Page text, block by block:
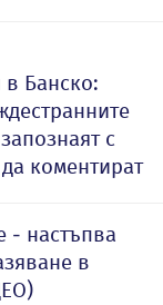
в Банско:
с
коментират
- настъпва
в